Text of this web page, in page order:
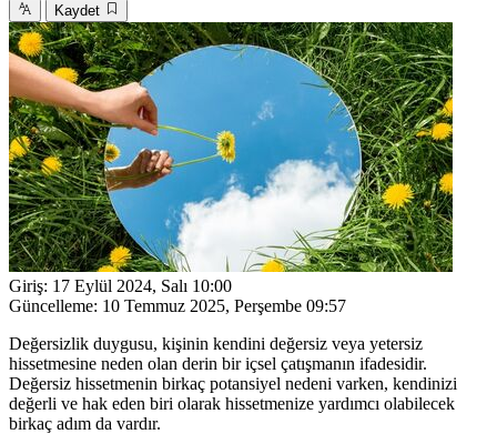
Kaydet
Giriş: 17 Eylül 2024, Salı 10:00
Güncelleme: 10 Temmuz 2025, Perşembe 09:57
Değersizlik duygusu, kişinin kendini değersiz veya yetersiz
hissetmesine neden olan derin bir içsel çatışmanın ifadesidir.
Değersiz hissetmenin birkaç potansiyel nedeni varken, kendinizi
değerli ve hak eden biri olarak hissetmenize yardımcı olabilecek
birkaç adım da vardır.